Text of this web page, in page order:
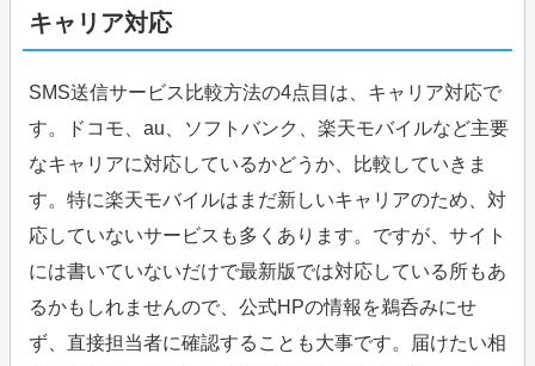
キャリア対応
SMS送信サービス比較方法の4点目は、キャリア対応で
す。ドコモ、au、ソフトバンク、楽天モバイルなど主要
なキャリアに対応しているかどうか、比較していきま
す。特に楽天モバイルはまだ新しいキャリアのため、対
応していないサービスも多くあります。ですが、サイト
には書いていないだけで最新版では対応している所もあ
るかもしれませんので、公式HPの情報を鵜呑みにせ
ず、直接担当者に確認することも大事です。届けたい相